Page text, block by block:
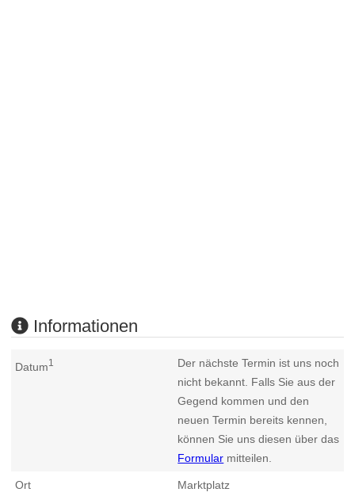
Informationen
Datum1
Der nächste Termin ist uns noch
nicht bekannt. Falls Sie aus der
Gegend kommen und den
neuen Termin bereits kennen,
können Sie uns diesen über das
Formular mitteilen.
Ort
Marktplatz